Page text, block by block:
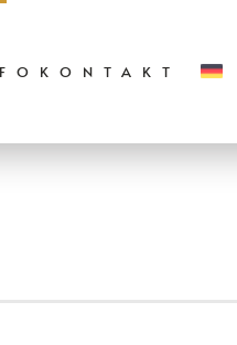
KONTAKT